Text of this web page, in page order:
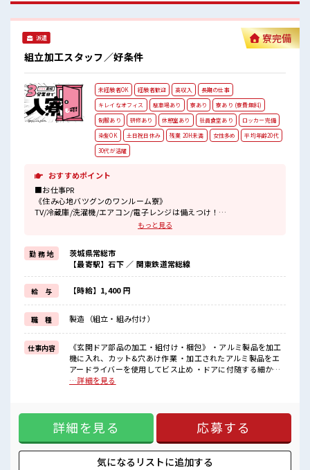
未満で、 ほどよく稼げます♪ ≪髪型自由≫ 基本的に髪色自由
で明るすぎたり奇抜でなければOKです！ (規定有)≪機能的な
制服アリ≫ 制服があるので、 毎日の服装の悩み解消♪ ≪未経
験の方も大カンゲイ≫ 新しいことにチャレンジするのは不安
だけど、 しっかり働く環境が整っています！ イチからスキル
UP・ステップUP目指していきましょう！ ■職場の雰囲気 少
人数ですぐに馴染むことができそう♪ アットホームな環境☆
キバツ過ぎなければ髪色・髪型は自由！ あなたの個性を大事
にできます♪ 休憩室完備でランチや休憩も充実しそう♪
派遣
組立加工スタッフ／好条件
寮完備
未経験者OK 経験者歓迎 高収入
長期の仕事
キレイなオフィス
駐車場あり 寮あり
寮あり (寮費無料)
制服あり
研修あり 休憩室あり 社員食堂あり
ロッカー完備
染髪OK
土日祝日休み 残業 20H未満 女性多め
平均年齢20代
30代が活躍
おすすめポイント
■お仕事PR
《住み心地バツグンのワンルーム寮》
TV/冷蔵庫/洗濯機/エアコン/電子レンジは備えつけ！
寮には駐車場があるのでマイカーの持ち込みOK！
《住宅パーツの組立・部品付け・梱包のオシゴト》
あなたのライフスタイルに合わせて勤務時間が選べます♪
明るすぎたり奇抜すぎはNGですが基本的に髪型自由でOK(詳しくは
担当へ)☆
制服アリなのでナニ着ていこうか朝の悩みが解消♪
制服通勤OK！
最初は誰でも未経験スタート！
イチからスキルUP・ステップUPしていきましょう♪
一息つける休憩スペースもあります！
■職場の雰囲気
休憩室完備！
ロッカー完備！
食堂完備(1食約350円ほど)！
いたるところに自販機あり！
キレイに整備された働きやすい職場です！
もっと見る
勤 務 地
茨城県常総市
【最寄駅】石下 ／ 関東鉄道常総線
給 与 【時給】1,400 円
職 種 製造（組立・組み付け）
仕事内容
《玄関ドア部品の加工・組付け・梱包》 ・アルミ製品を加工
機に入れ、カット&穴あけ作業 ・加工されたアルミ製品をエ
アードライバーを使用してビス止め ・ドアに付随する細かい
備品の組付け ・完成品の梱包 ※寮アリのお仕事！一人暮らし
つけ！ 寮費は「無料」です！ 現地までの赴任交通費規定支
給！ 寮には駐車場があるのでマイカーの持ち込みOK！ 《住
宅パーツの組立・部品付け・梱包のオシゴト》 あなたのライ
フスタイルに合わせて勤務時間が選べます♪ 明るすぎたり奇
抜すぎはNGですが基本的に髪型自由でOK(詳しくは担当へ)☆
…詳細を見る
詳細を見る 応募する
気になるリストに追加する